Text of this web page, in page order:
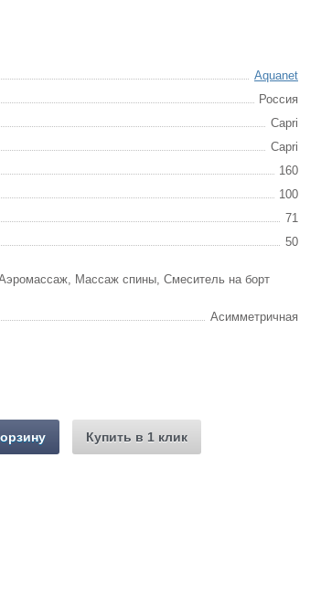
Aquanet
Россия
Capri
Capri
160
100
71
50
Массаж спины, Смеситель на борт
Асимметричная
Купить в 1 клик